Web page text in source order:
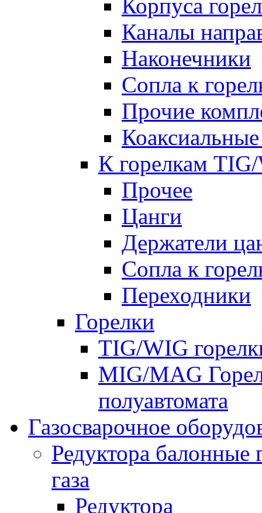
Корпуса
Каналы
Наконечники
Сопла к
Прочие
К горелкам
Прочее
Цанги
Держатели
Сопла к
Переходники
Горелки
TIG/WIG
MIG/MAG
полуавтомата
Газосварочное
Редуктора балонные
газа
Редуктора